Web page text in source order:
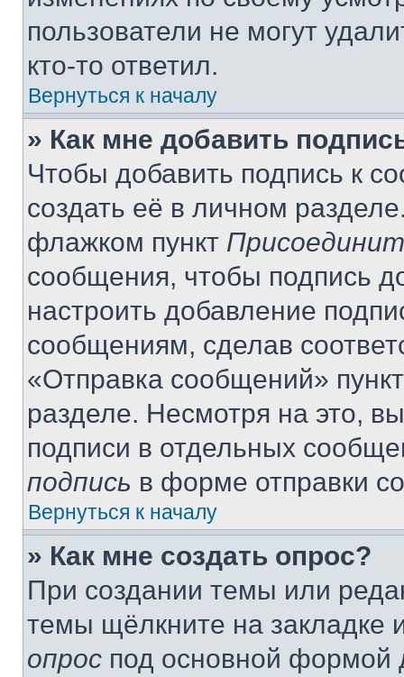
пользователи не могут
кто-то ответил.
Вернуться к началу
» Как мне добавить
Чтобы добавить подпись к
создать её в личном
флажком пункт
сообщения, чтобы подпись
настроить добавление
сообщениям, сделав
«Отправка сообщений»
разделе. Несмотря на это,
подписи в отдельных
подпись в форме отправки
Вернуться к началу
» Как мне создать опрос?
При создании темы или
темы щёлкните на
опрос под основной формой